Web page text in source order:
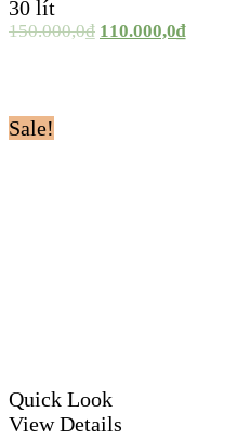
30 lít
150.000,0₫ 110.000,0₫
Sale!
Quick Look
View Details